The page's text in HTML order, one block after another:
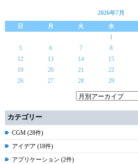
2026年7月
日
月 火 水
1
5
6 7 8
12
13 14 15
19
20 21 22
26
27 28 29
カテゴリー
CGM (28件)
アイデア (18件)
アプリケーション (2件)